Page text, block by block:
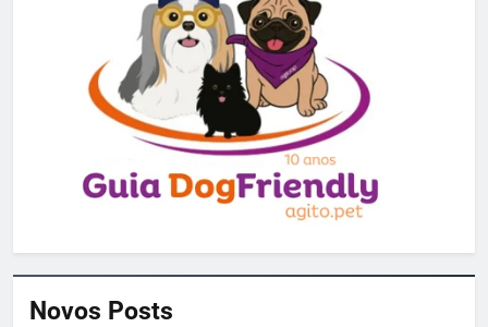
Novos Posts